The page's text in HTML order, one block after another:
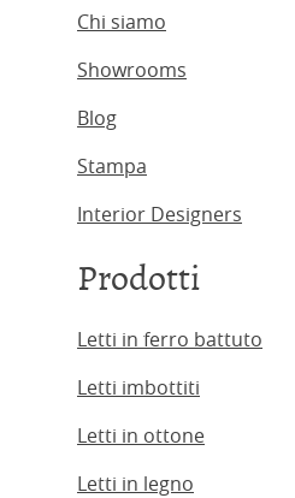
Chi siamo
Showrooms
Blog
Stampa
Interior Designers
Prodotti
Letti in ferro battuto
Letti imbottiti
Letti in ottone
Letti in legno